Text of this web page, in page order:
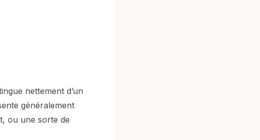
nettement d’un
généralement
ou une sorte de